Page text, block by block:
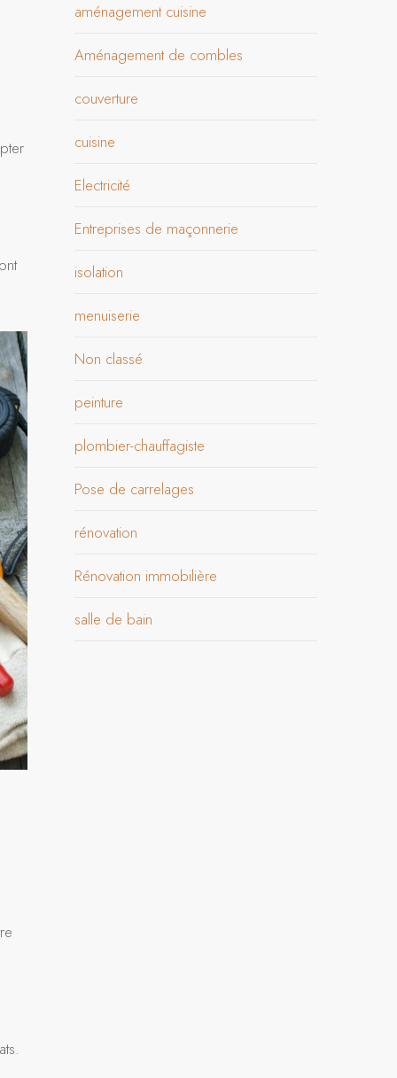
aménagement cuisine
Aménagement de combles
couverture
cuisine
Electricité
Entreprises de maçonnerie
isolation
menuiserie
Non classé
peinture
plombier-chauffagiste
Pose de carrelages
rénovation
Rénovation immobilière
salle de bain